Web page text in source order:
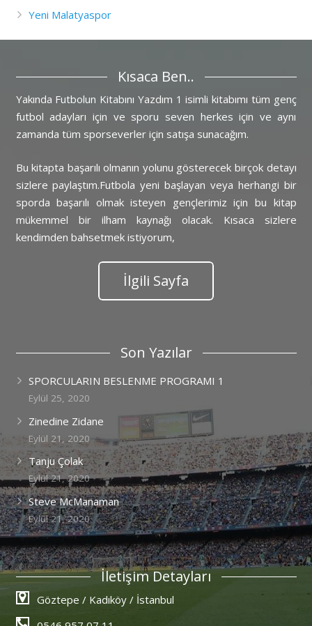
Yeni Malatyaspor
Kısaca Ben..
Yakında Futbolun Kitabını Yazdım 1 isimli kitabımı tüm genç
futbol adayları için ve sporu seven herkes için ve aynı
zamanda tüm sporseverler için satışa sunacağım.
Bu kitapta başarılı olmanın yolunu gösterecek birçok detayı
sizlere paylaştım.Futbola yeni başlayan veya herhangi bir
sporda başarılı olmak isteyen gençlerimiz için bu kitap
mükemmel bir ilham kaynağı olacak. Kısaca sizlere
kendimden bahsetmek istiyorum,
İlgili Sayfa
Son Yazılar
SPORCULARIN BESLENME PROGRAMI 1
Eylül 25, 2020
Zinedine Zidane
Eylül 21, 2020
Tanju Çolak
Eylül 21, 2020
Steve McManaman
Eylül 21, 2020
İletişim Detayları
Göztepe / Kadıköy / İstanbul